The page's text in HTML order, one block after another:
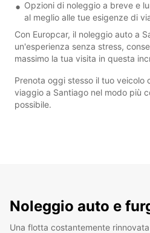
Opzioni di noleggio a breve e
al meglio alle tue esigenze di
Con Europcar, il noleggio auto a
un'esperienza senza stress,
massimo la tua visita in questa
Prenota oggi stesso il tuo veicolo
viaggio a Santiago nel modo più
possibile.
Noleggio auto e
Una flotta costantemente